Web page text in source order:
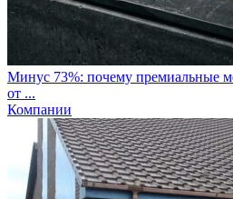
Минус 73%: почему премиальные
от ...
Компании